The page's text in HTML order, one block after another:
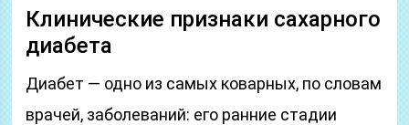
Клинические признаки сахарного
диабета
Диабет — одно из самых коварных, по словам
врачей, заболеваний: его ранние стадии